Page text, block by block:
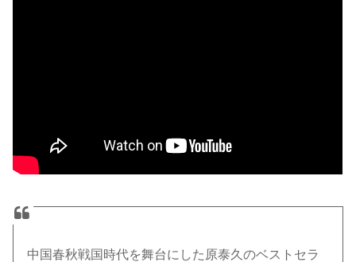
中国春秋戦国時代を舞台にした原泰久のベストセラ